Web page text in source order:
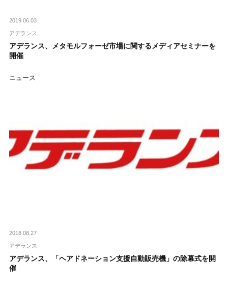
2019.06.03
アデランス
アデランス、メタモルフォーゼ市場に関するメディアセミナーを
開催
ニュース
2018.08.27
アデランス
アデランス、「ヘアドネーション支援自動販売機」の除幕式を開
催